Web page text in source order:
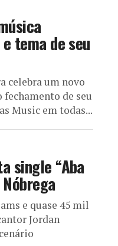
tema de seu
celebra um novo
de seu
Music em todas...
single “Aba
e quase 45 mil
Jordan